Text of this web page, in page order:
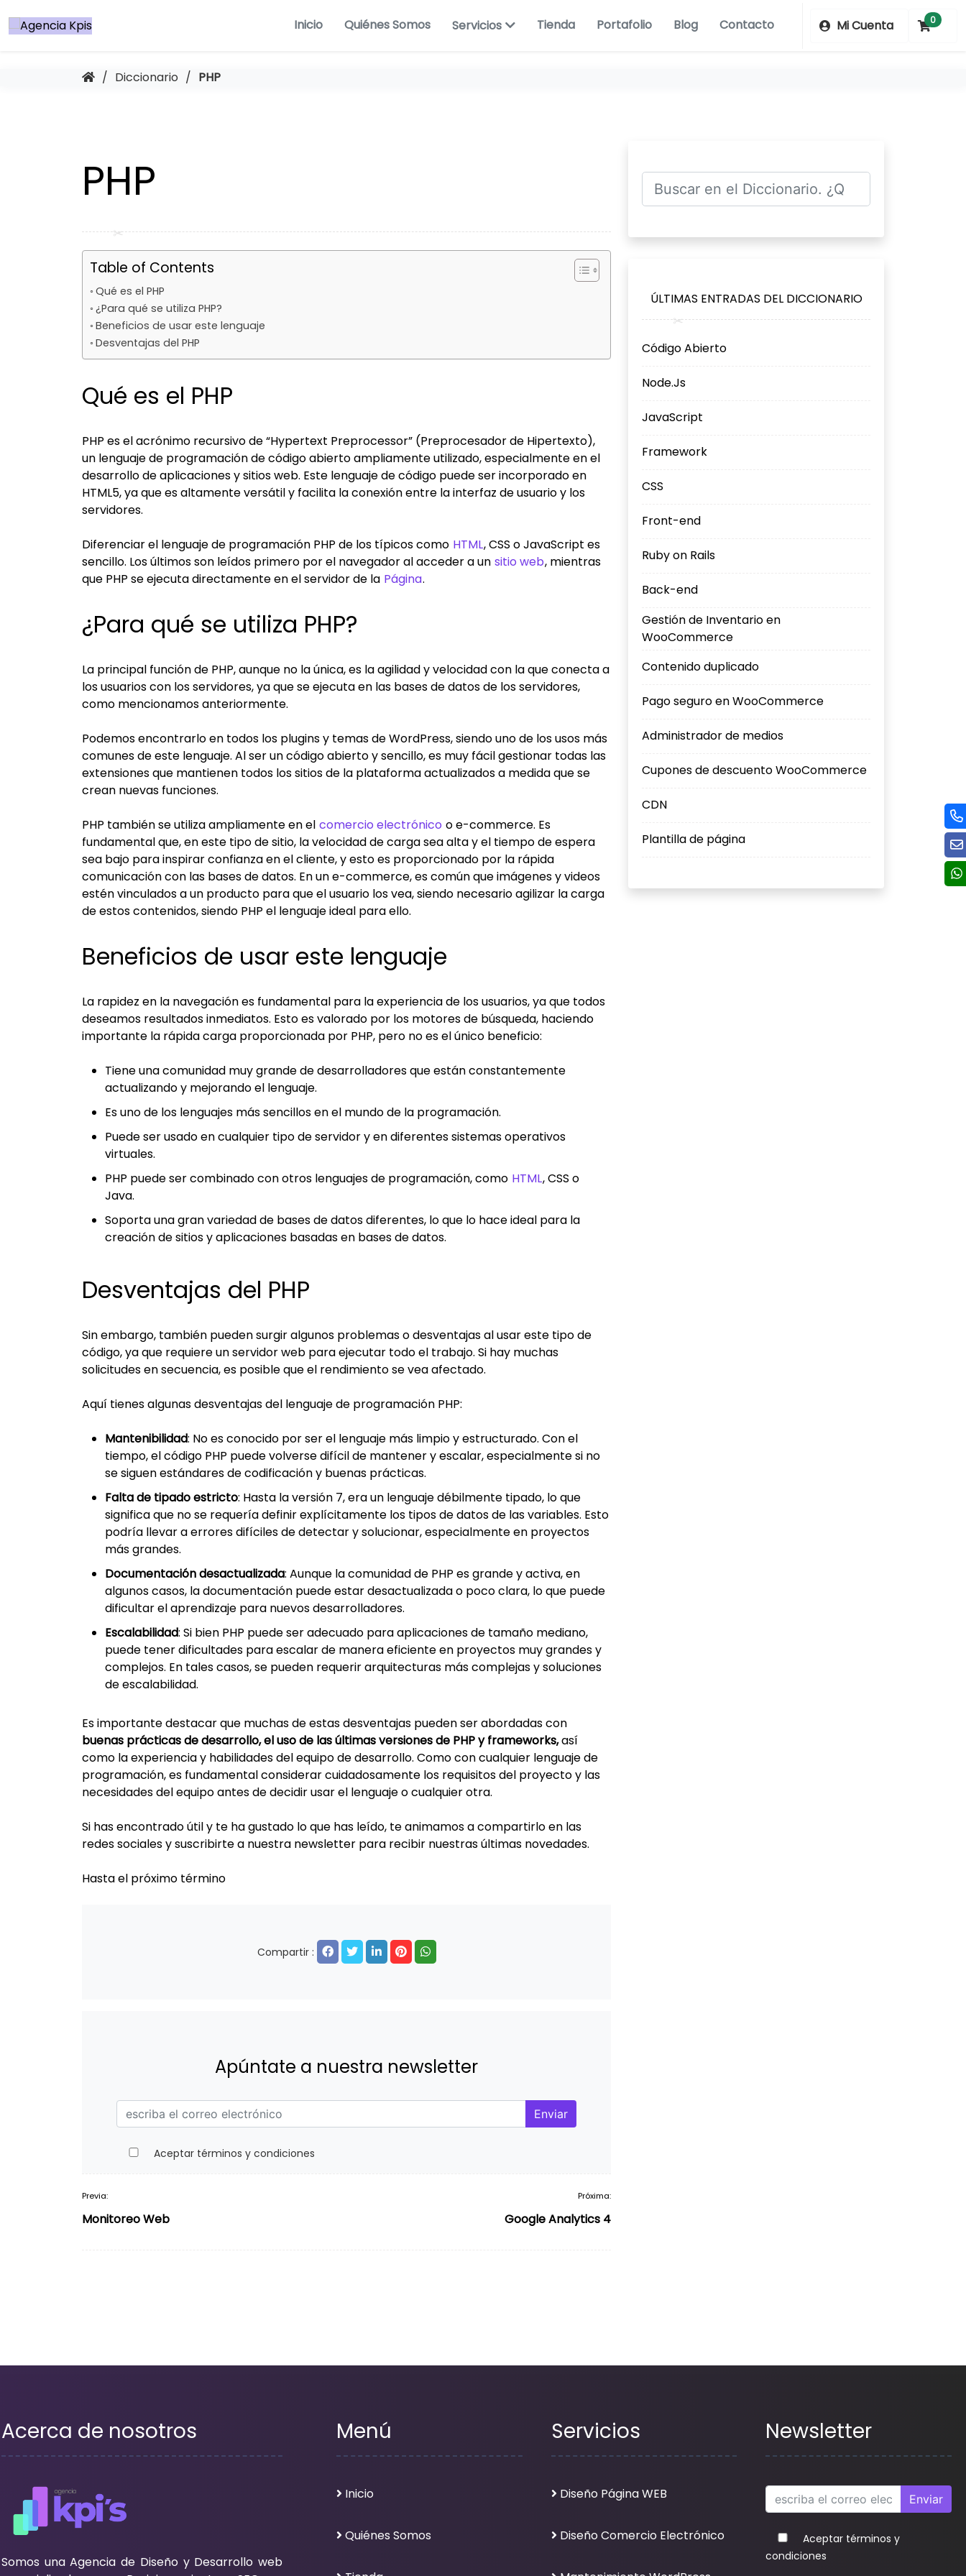
al
Inicio Quiénes Somos Servicios Tienda Portafolio Blog Contacto Mi Cuenta 0
/ Diccionario / PHP
PHP
Table of Contents
Qué es el PHP
¿Para qué se utiliza PHP?
Beneficios de usar este lenguaje
Desventajas del PHP
Qué es el PHP
PHP es el acrónimo recursivo de “Hypertext Preprocessor” (Preprocesador de Hipertexto),
un lenguaje de programación de código abierto ampliamente utilizado, especialmente en el
desarrollo de aplicaciones y sitios web. Este lenguaje de código puede ser incorporado en
HTML5, ya que es altamente versátil y facilita la conexión entre la interfaz de usuario y los
servidores.
Diferenciar el lenguaje de programación PHP de los típicos como HTML, CSS o JavaScript es
sencillo. Los últimos son leídos primero por el navegador al acceder a un sitio web, mientras
que PHP se ejecuta directamente en el servidor de la Página.
¿Para qué se utiliza PHP?
La principal función de PHP, aunque no la única, es la agilidad y velocidad con la que conecta a
los usuarios con los servidores, ya que se ejecuta en las bases de datos de los servidores,
como mencionamos anteriormente.
Podemos encontrarlo en todos los plugins y temas de WordPress, siendo uno de los usos más
comunes de este lenguaje. Al ser un código abierto y sencillo, es muy fácil gestionar todas las
extensiones que mantienen todos los sitios de la plataforma actualizados a medida que se
crean nuevas funciones.
PHP también se utiliza ampliamente en el comercio electrónico o e-commerce. Es
fundamental que, en este tipo de sitio, la velocidad de carga sea alta y el tiempo de espera
sea bajo para inspirar confianza en el cliente, y esto es proporcionado por la rápida
comunicación con las bases de datos. En un e-commerce, es común que imágenes y videos
estén vinculados a un producto para que el usuario los vea, siendo necesario agilizar la carga
de estos contenidos, siendo PHP el lenguaje ideal para ello.
Beneficios de usar este lenguaje
La rapidez en la navegación es fundamental para la experiencia de los usuarios, ya que todos
deseamos resultados inmediatos. Esto es valorado por los motores de búsqueda, haciendo
importante la rápida carga proporcionada por PHP, pero no es el único beneficio:
Tiene una comunidad muy grande de desarrolladores que están constantemente
actualizando y mejorando el lenguaje.
Es uno de los lenguajes más sencillos en el mundo de la programación.
Puede ser usado en cualquier tipo de servidor y en diferentes sistemas operativos
virtuales.
PHP puede ser combinado con otros lenguajes de programación, como HTML, CSS o
Java.
Soporta una gran variedad de bases de datos diferentes, lo que lo hace ideal para la
creación de sitios y aplicaciones basadas en bases de datos.
Desventajas del PHP
Sin embargo, también pueden surgir algunos problemas o desventajas al usar este tipo de
código, ya que requiere un servidor web para ejecutar todo el trabajo. Si hay muchas
solicitudes en secuencia, es posible que el rendimiento se vea afectado.
Aquí tienes algunas desventajas del lenguaje de programación PHP:
Mantenibilidad: No es conocido por ser el lenguaje más limpio y estructurado. Con el
tiempo, el código PHP puede volverse difícil de mantener y escalar, especialmente si no
se siguen estándares de codificación y buenas prácticas.
Falta de tipado estricto: Hasta la versión 7, era un lenguaje débilmente tipado, lo que
significa que no se requería definir explícitamente los tipos de datos de las variables. Esto
podría llevar a errores difíciles de detectar y solucionar, especialmente en proyectos
más grandes.
Documentación desactualizada: Aunque la comunidad de PHP es grande y activa, en
algunos casos, la documentación puede estar desactualizada o poco clara, lo que puede
dificultar el aprendizaje para nuevos desarrolladores.
Escalabilidad: Si bien PHP puede ser adecuado para aplicaciones de tamaño mediano,
puede tener dificultades para escalar de manera eficiente en proyectos muy grandes y
complejos. En tales casos, se pueden requerir arquitecturas más complejas y soluciones
de escalabilidad.
Es importante destacar que muchas de estas desventajas pueden ser abordadas con
buenas prácticas de desarrollo, el uso de las últimas versiones de PHP y frameworks,así
como la experiencia y habilidades del equipo de desarrollo. Como con cualquier lenguaje de
programación, es fundamental considerar cuidadosamente los requisitos del proyecto y las
necesidades del equipo antes de decidir usar el lenguaje o cualquier otra.
Si has encontrado útil y te ha gustado lo que has leído, te animamos a compartirlo en las
redes sociales y suscribirte a nuestra newsletter para recibir nuestras últimas novedades.
Hasta el próximo término
Compartir :
Apúntate a nuestra newsletter
Enviar
Aceptar términos y condiciones
Navegación
Previa:
Monitoreo Web
Próxima:
Google Analytics 4
ÚLTIMAS ENTRADAS DEL DICCIONARIO
Código Abierto
Node.Js
JavaScript
Framework
CSS
Front-end
Ruby on Rails
Back-end
Gestión de Inventario en
WooCommerce
Contenido duplicado
Pago seguro en WooCommerce
Administrador de medios
Cupones de descuento WooCommerce
CDN
Plantilla de página
Acerca de nosotros
Somos una Agencia de Diseño y Desarrollo web
Menú
Inicio
Quiénes Somos
Servicios
Diseño Página WEB
Diseño Comercio Electrónico
Newsletter
Enviar
Aceptar términos y
condiciones